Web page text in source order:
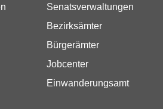
Senatsverwaltungen
Bezirksämter
Bürgerämter
Jobcenter
Einwanderungsamt